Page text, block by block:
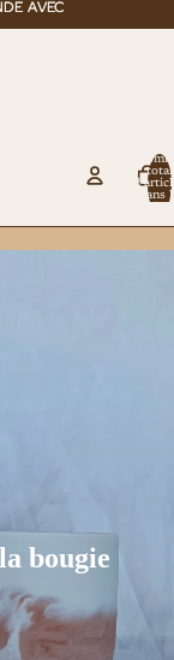
AVEC
AVEC
total
dans
bougie